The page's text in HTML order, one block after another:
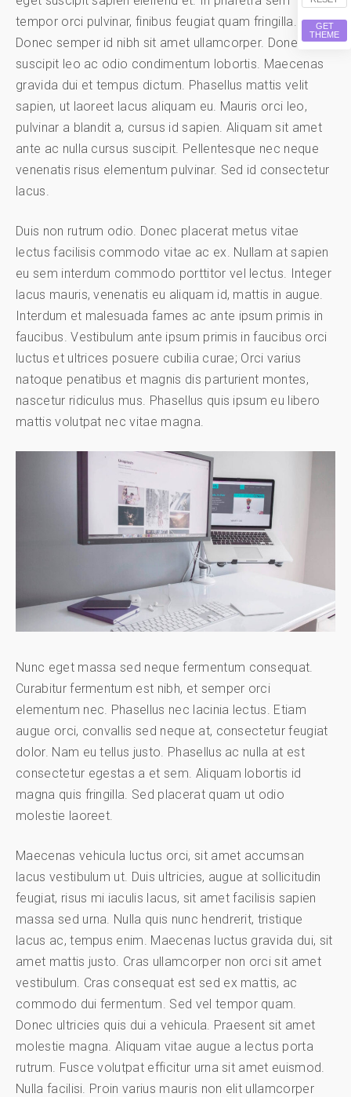
tempor orci pulvinar, finibus feugiat quam fringilla.
Donec semper id nibh sit amet ullamcorper. Donec
suscipit leo ac odio condimentum lobortis. Maecenas
gravida dui et tempus dictum. Phasellus mattis velit
sapien, ut laoreet lacus aliquam eu. Mauris orci leo,
pulvinar a blandit a, cursus id sapien. Aliquam sit amet
ante ac nulla cursus suscipit. Pellentesque nec neque
venenatis risus elementum pulvinar. Sed id consectetur
lacus.
Duis non rutrum odio. Donec placerat metus vitae
lectus facilisis commodo vitae ac ex. Nullam at sapien
eu sem interdum commodo porttitor vel lectus. Integer
lacus mauris, venenatis eu aliquam id, mattis in augue.
Interdum et malesuada fames ac ante ipsum primis in
faucibus. Vestibulum ante ipsum primis in faucibus orci
luctus et ultrices posuere cubilia curae; Orci varius
natoque penatibus et magnis dis parturient montes,
nascetur ridiculus mus. Phasellus quis ipsum eu libero
mattis volutpat nec vitae magna.
Nunc eget massa sed neque fermentum consequat.
Curabitur fermentum est nibh, et semper orci
elementum nec. Phasellus nec lacinia lectus. Etiam
augue orci, convallis sed neque at, consectetur feugiat
dolor. Nam eu tellus justo. Phasellus ac nulla at est
consectetur egestas a et sem. Aliquam lobortis id
magna quis fringilla. Sed placerat quam ut odio
molestie laoreet.
Maecenas vehicula luctus orci, sit amet accumsan
lacus vestibulum ut. Duis ultricies, augue at sollicitudin
feugiat, risus mi iaculis lacus, sit amet facilisis sapien
massa sed urna. Nulla quis nunc hendrerit, tristique
lacus ac, tempus enim. Maecenas luctus gravida dui, sit
amet mattis justo. Cras ullamcorper non orci sit amet
vestibulum. Cras consequat est sed ex mattis, ac
commodo dui fermentum. Sed vel tempor quam.
Donec ultricies quis dui a vehicula. Praesent sit amet
molestie magna. Aliquam vitae augue a lectus porta
rutrum. Fusce volutpat efficitur urna sit amet euismod.
Nulla facilisi. Proin varius mauris non elit ullamcorper
GET
THEME